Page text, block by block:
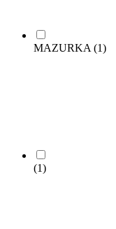
MAZURKA (1)
(1)